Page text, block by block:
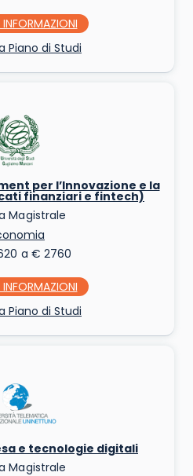
INFO
Piano di Studi
per l’Innovazione e la
finanziari e fintech)
Magistrale
a € 2760
INFO
Piano di Studi
e tecnologie digitali
Magistrale